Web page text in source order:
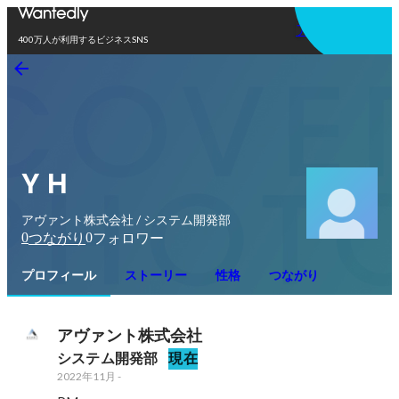
400万人が利用するビジネスSNS
アプリを使う
Y H
アヴァント株式会社 / システム開発部
0つながり 0フォロワー
プロフィール ストーリー 性格 つながり
アヴァント株式会社
システム開発部 現在
2022年11月 -